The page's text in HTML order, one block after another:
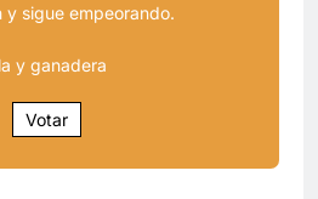
y sigue empeorando.
y ganadera
Votar